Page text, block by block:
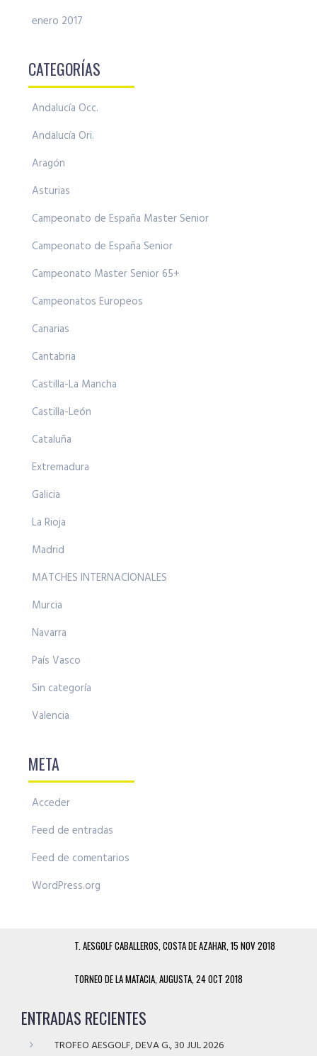
enero 2017
CATEGORÍAS
Andalucía Occ.
Andalucía Ori.
Aragón
Asturias
Campeonato de España Master Senior
Campeonato de España Senior
Campeonato Master Senior 65+
Campeonatos Europeos
Canarias
Cantabria
Castilla-La Mancha
Castilla-León
Cataluña
Extremadura
Galicia
La Rioja
Madrid
MATCHES INTERNACIONALES
Murcia
Navarra
País Vasco
Sin categoría
Valencia
META
Acceder
Feed de entradas
Feed de comentarios
WordPress.org
T. AESGOLF CABALLEROS, COSTA DE AZAHAR, 15 NOV 2018
TORNEO DE LA MATACIA, AUGUSTA, 24 OCT 2018
ENTRADAS RECIENTES
TROFEO AESGOLF, DEVA G., 30 JUL 2026